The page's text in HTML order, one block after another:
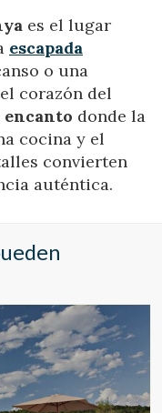
es el lugar
escapada
o una
corazón del
donde la
cocina y el
convierten
auténtica.